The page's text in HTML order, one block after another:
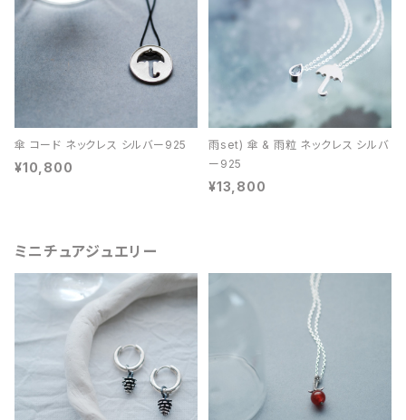
傘 コード ネックレス シルバー925
¥10,800
雨set) 傘 & 雨粒 ネックレス シルバ
ー925
¥13,800
ミニチュアジュエリー